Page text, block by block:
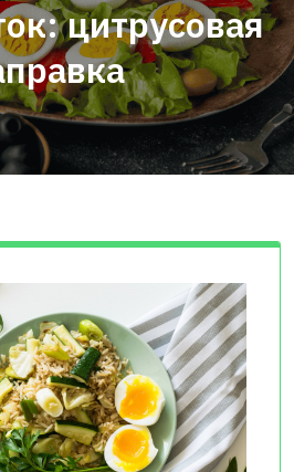
цитрусовая